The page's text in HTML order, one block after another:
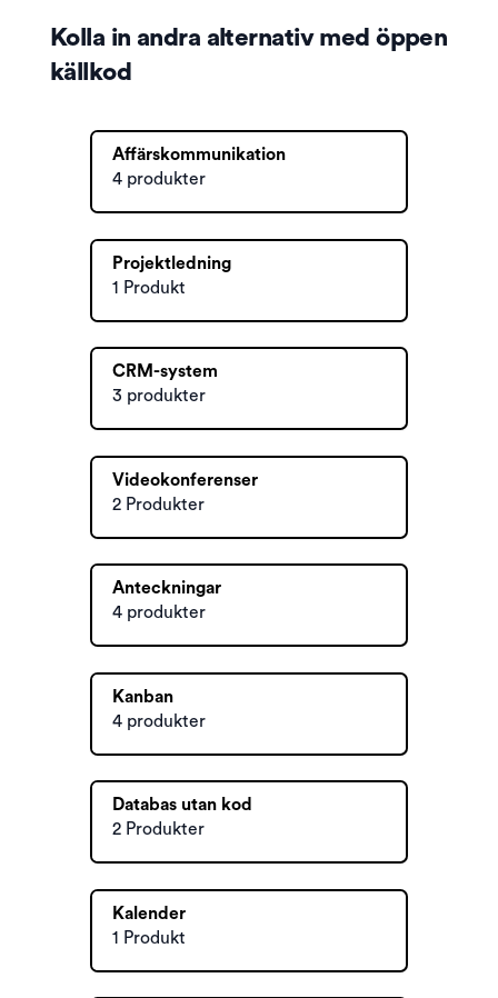
Kolla in andra alternativ med öppen
källkod
Affärskommunikation
4 produkter
Projektledning
1 Produkt
CRM-system
3 produkter
Videokonferenser
2 Produkter
Anteckningar
4 produkter
Kanban
4 produkter
Databas utan kod
2 Produkter
Kalender
1 Produkt